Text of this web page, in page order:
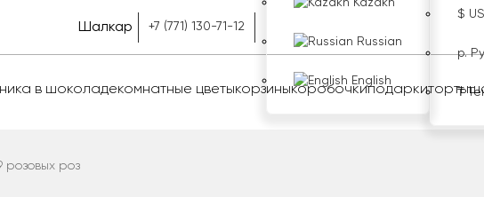
Шалкар +7 (771) 130-71-12
Kazakh
Russian
English
$
р.
₸
в шоколадекомнатные цветыкорзиныкоробочкиподаркиторты
розовых роз